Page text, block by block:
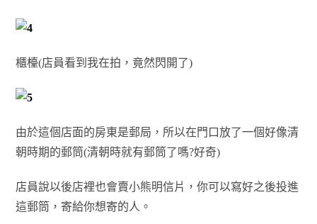
櫃檯(店員看到我在拍，竟然閃開了)
由於這個店面的房東是郵局，所以在門口放了一個好像清
朝時期的郵筒(清朝時就有郵筒了嗎?好奇)
店員說以後店裡也會賣小熊明信片，你可以寫好之後投進
這郵筒，寄給你想寄的人。